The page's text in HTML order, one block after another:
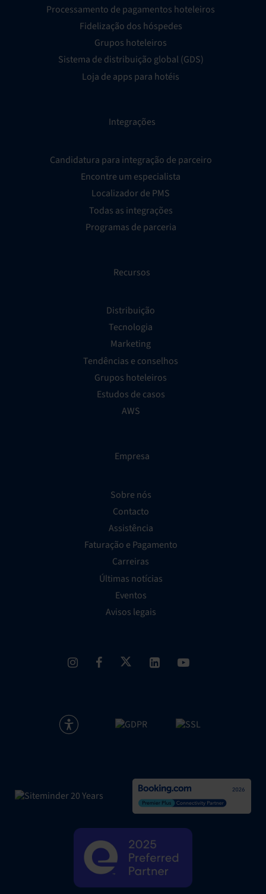
Processamento de pagamentos hoteleiros
Fidelização dos hóspedes
Grupos hoteleiros
Sistema de distribuição global (GDS)
Loja de apps para hotéis
Integrações
Candidatura para integração de parceiro
Encontre um especialista
Localizador de PMS
Todas as integrações
Programas de parceria
Recursos
Distribuição
Tecnologia
Marketing
Tendências e conselhos
Grupos hoteleiros
Estudos de casos
AWS
Empresa
Sobre nós
Contacto
Assistência
Faturação e Pagamento
Carreiras
Últimas notícias
Eventos
Avisos legais